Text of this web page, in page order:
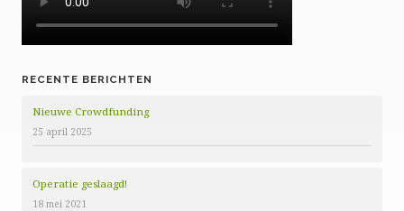
RECENTE BERICHTEN
Nieuwe Crowdfunding
25 april 2025
Operatie geslaagd!
18 mei 2021